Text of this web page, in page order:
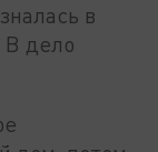
в
В дело